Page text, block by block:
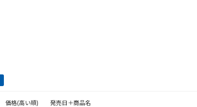
価格(高い順) 発売日＋商品名